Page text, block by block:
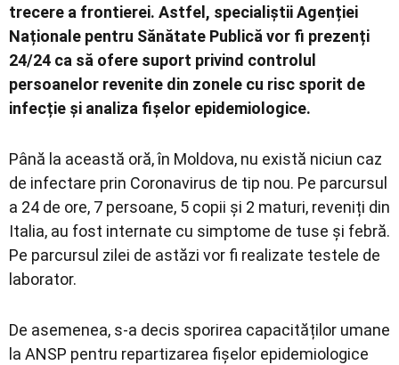
trecere a frontierei. Astfel, specialiștii Agenției
Naționale pentru Sănătate Publică vor fi prezenți
24/24 ca să ofere suport privind controlul
persoanelor revenite din zonele cu risc sporit de
infecție și analiza fișelor epidemiologice.
Până la această oră, în Moldova, nu există niciun caz
de infectare prin Coronavirus de tip nou. Pe parcursul
a 24 de ore, 7 persoane, 5 copii și 2 maturi, reveniți din
Italia, au fost internate cu simptome de tuse și febră.
Pe parcursul zilei de astăzi vor fi realizate testele de
laborator.
De asemenea, s-a decis sporirea capacităților umane
la ANSP pentru repartizarea fișelor epidemiologice